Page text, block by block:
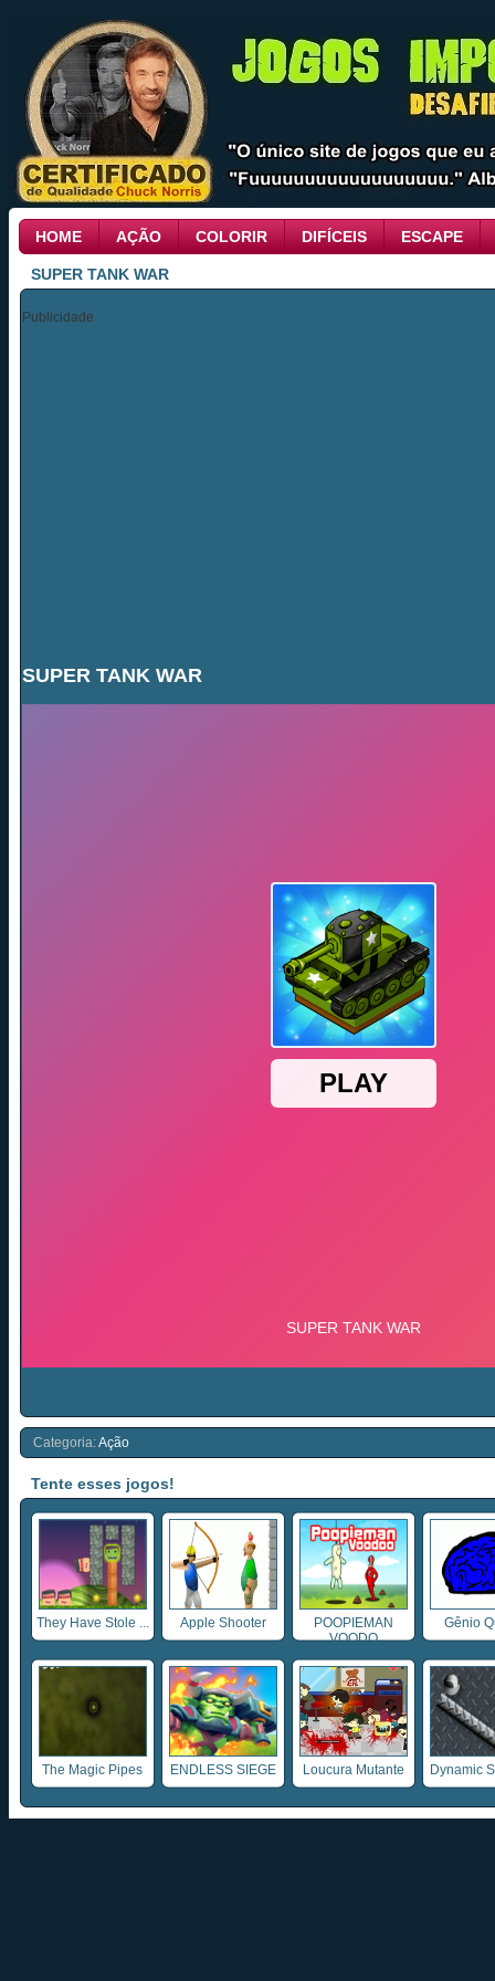
HOME AÇÃO COLORIR DIFÍCEIS ESCAPE
SUPER TANK WAR
Publicidade
SUPER TANK WAR
Categoria:Ação
Tente esses jogos!
They Have Stole ... Apple Shooter
POOPIEMAN
VOODO
Gênio
The Magic Pipes ENDLESS SIEGE Loucura Mutante Dynamic